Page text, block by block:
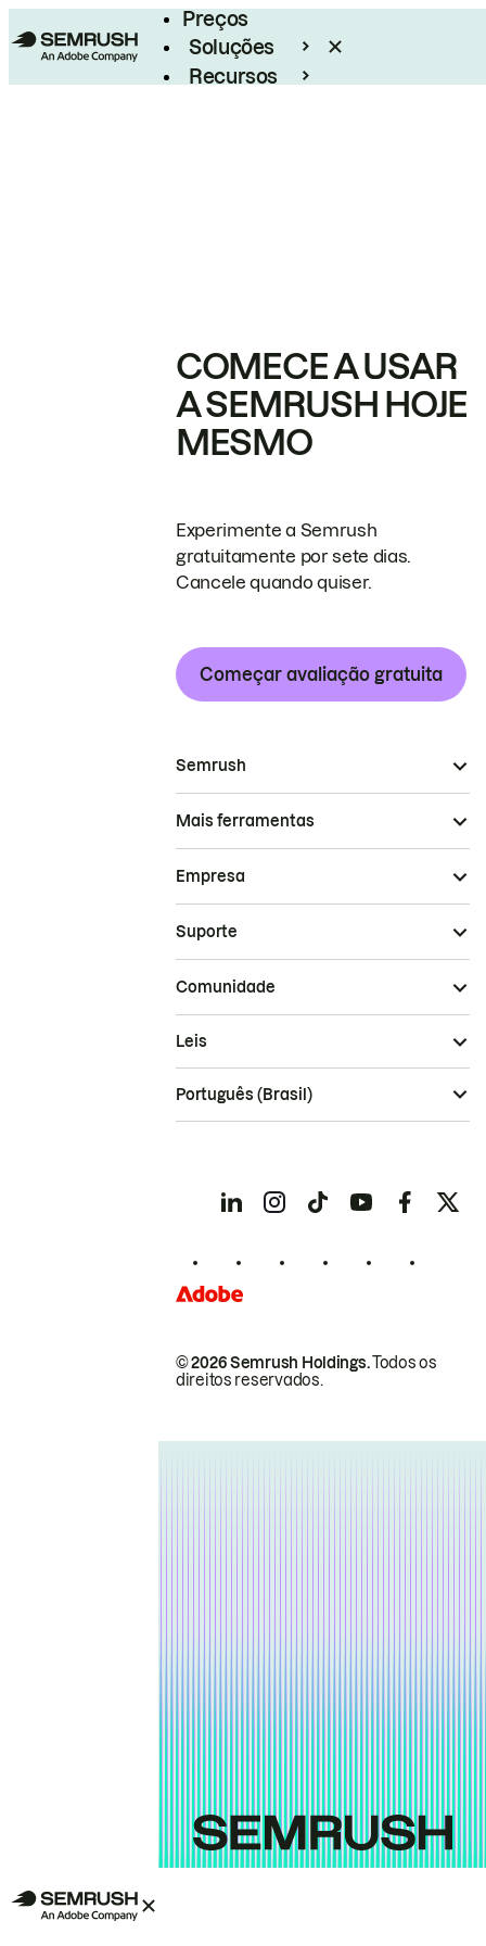
Preços
Soluções
Recursos
COMECE A USAR
A SEMRUSH HOJE
MESMO
Experimente a Semrush
gratuitamente por sete dias.
Cancele quando quiser.
Começar avaliação gratuita
Semrush
Mais ferramentas
Empresa
Suporte
Comunidade
© 2026 Semrush Holdings.Todos os
direitos reservados.
Leis
Português (Brasil)